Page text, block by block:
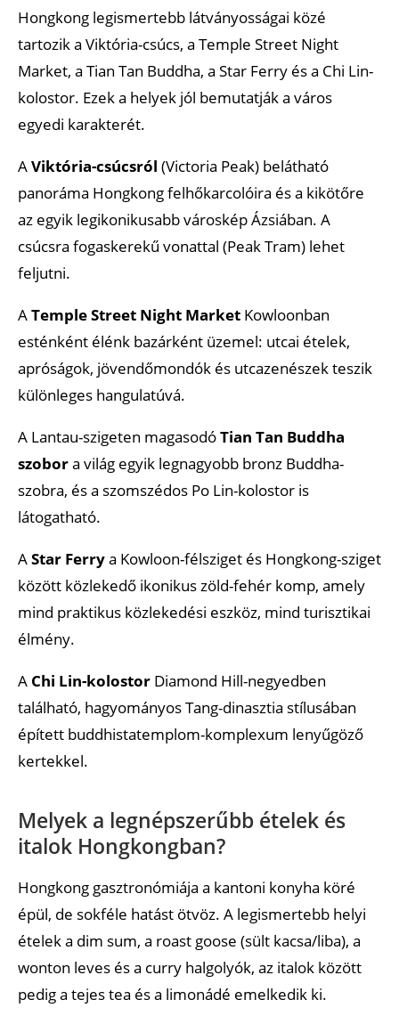
Hongkong legismertebb látványosságai közé
tartozik a Viktória-csúcs, a Temple Street Night
Market, a Tian Tan Buddha, a Star Ferry és a Chi Lin-
kolostor. Ezek a helyek jól bemutatják a város
egyedi karakterét.
AViktória-csúcsról (Victoria Peak) belátható
panoráma Hongkong felhőkarcolóira és a kikötőre
az egyik legikonikusabb városkép Ázsiában. A
csúcsra fogaskerekű vonattal (Peak Tram) lehet
feljutni.
ATemple Street Night Market Kowloonban
esténként élénk bazárként üzemel: utcai ételek,
apróságok, jövendőmondók és utcazenészek teszik
különleges hangulatúvá.
A Lantau-szigeten magasodóTian Tan Buddha
szobora világ egyik legnagyobb bronz Buddha-
szobra, és a szomszédos Po Lin-kolostor is
látogatható.
AStar Ferrya Kowloon-félsziget és Hongkong-sziget
között közlekedő ikonikus zöld-fehér komp, amely
mind praktikus közlekedési eszköz, mind turisztikai
élmény.
A Chi Lin-kolostor Diamond Hill-negyedben
található, hagyományos Tang-dinasztia stílusában
épített buddhistatemplom-komplexum lenyűgöző
kertekkel.
Melyek a legnépszerűbb ételek és
italok Hongkongban?
Hongkong gasztronómiája a kantoni konyha köré
épül, de sokféle hatást ötvöz. A legismertebb helyi
ételek a dim sum, a roast goose (sült kacsa/liba), a
wonton leves és a curry halgolyók, az italok között
pedig a tejes tea és a limonádé emelkedik ki.